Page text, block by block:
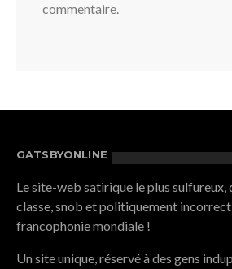
commentaire.
GATSBYONLINE
Le site-web satirique le plus sulfureux,
classe, snob et politiquement
francophonie mondiale !
Un site unique, réservé à des gens